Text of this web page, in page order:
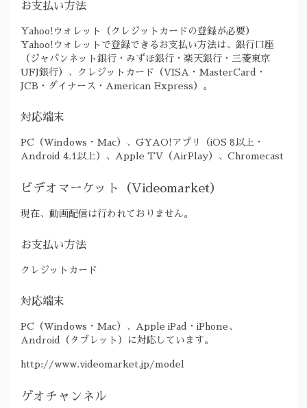
お支払い方法
Yahoo!ウォレット（クレジットカードの登録が必要）
Yahoo!ウォレットで登録できるお支払い方法は、銀行口座
（ジャパンネット銀行・みずほ銀行・楽天銀行・三菱東京
UFJ銀行）、クレジットカード（VISA・MasterCard・
JCB・ダイナース・American Express）。
対応端末
PC（Windows・Mac）、GYAO!アプリ（iOS 8以上・
Android 4.1以上）、Apple TV（AirPlay）、Chromecast
ビデオマーケット（Videomarket）
現在、動画配信は行われておりません。
お支払い方法
クレジットカード
対応端末
PC（Windows・Mac）、Apple iPad・iPhone、
Android（タブレット）に対応しています。
http://www.videomarket.jp/model
ゲオチャンネル